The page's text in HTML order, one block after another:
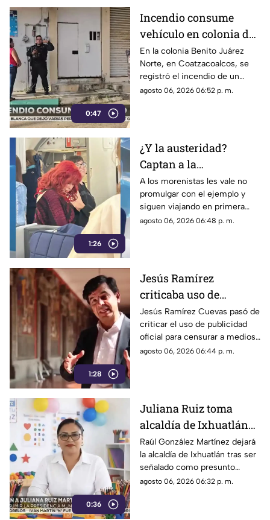
0:47
Incendio consume
vehículo en colonia de
Coatzacoalcos (+VIDEO)
En la colonia Benito Juárez
Norte, en Coatzacoalcos, se
registró el incendio de un
vehículo, lo que movilizó a
agosto 06, 2026 06:52 p. m.
1:26
¿Y la austeridad?
Captan a la
gobernadora Layda
Sansores viajando en
primera clase a Madrid
A los morenistas les vale no
promulgar con el ejemplo y
siguen viajando en primera
clase a otros países.
agosto 06, 2026 06:48 p. m.
1:28
Jesús Ramírez
criticaba uso de
publicidad oficial para
censurar a medios, hoy
es pieza clave en
estrategia de censura
Jesús Ramírez Cuevas pasó de
criticar el uso de publicidad
oficial para censurar a medios
de comunicación, a ser pieza
agosto 06, 2026 06:44 p. m.
0:36
Juliana Ruiz toma
alcaldía de Ixhuatlán
para que Raúl González
enfrente investigación
por homicidio
Raúl González Martínez dejará
la alcaldía de Ixhuatlán tras ser
señalado como presunto
culpable por el homicidio de la
agosto 06, 2026 06:32 p. m.